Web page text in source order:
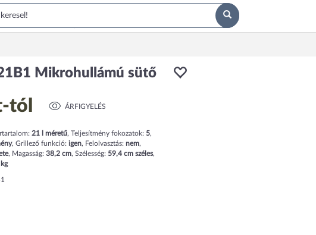
Mikrohullámú sütő
-tól ÁRFIGYELÉS
21 méretű, Teljesítmény fokozatok: 5,
, Grillező funkció: igen, Felolvasztás: nem,
, Magasság: 38,2 cm, Szélesség: 59,4 cmszéles,
kg